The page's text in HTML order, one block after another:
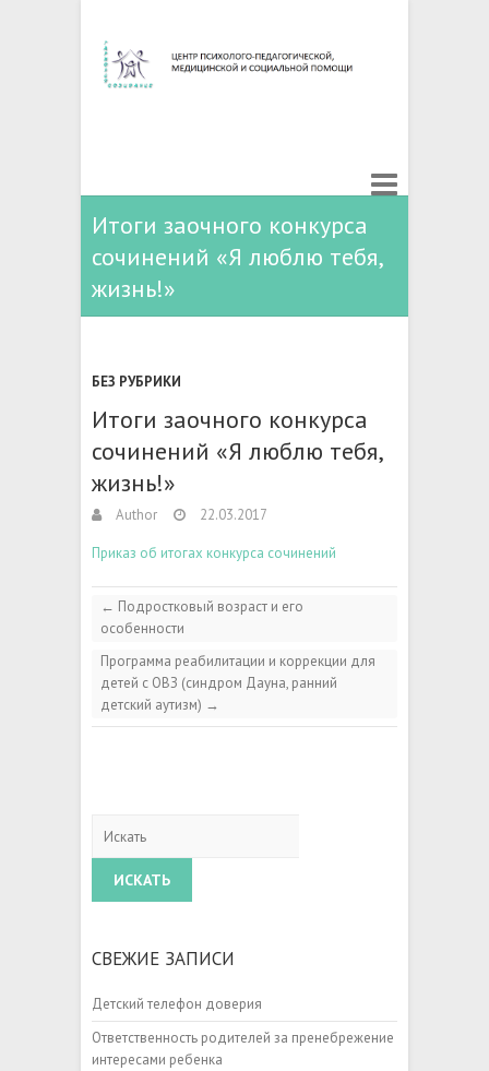
Итоги заочного конкурса
сочинений «Я люблю тебя,
жизнь!»
БЕЗ РУБРИКИ
Итоги заочного конкурса
сочинений «Я люблю тебя,
жизнь!»
Author 22.03.2017
Приказ об итогах конкурса сочинений
← Подростковый возраст и его
особенности
Программа реабилитации и коррекции для
детей с ОВЗ (синдром Дауна, ранний
детский аутизм) →
СВЕЖИЕ ЗАПИСИ
Детский телефон доверия
Ответственность родителей за пренебрежение
интересами ребенка